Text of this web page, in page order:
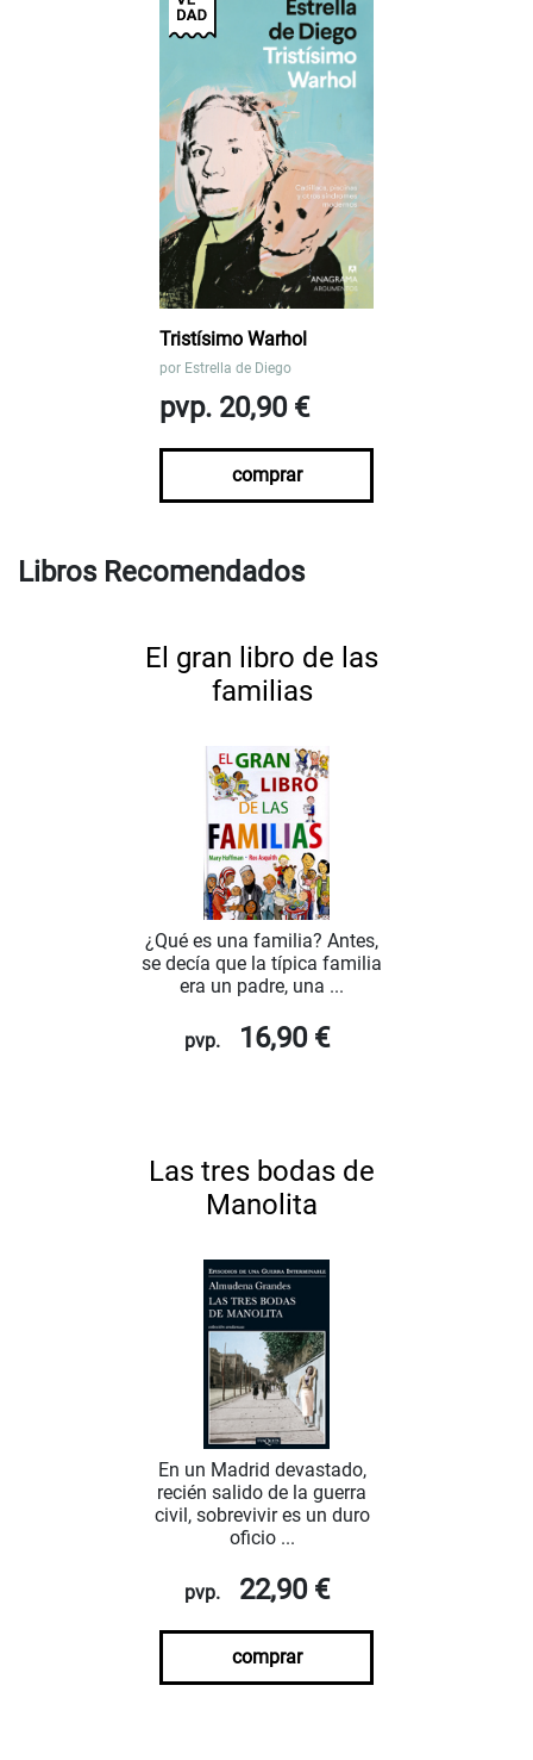
Tristísimo Warhol
por Estrella de Diego
pvp. 20,90 €
comprar
Libros Recomendados
El gran libro de las
familias
¿Qué es una familia? Antes,
se decía que la típica familia
era un padre, una ...
pvp. 16,90 €
Las tres bodas de
Manolita
En un Madrid devastado,
recién salido de la guerra
civil, sobrevivir es un duro
oficio ...
pvp. 22,90 €
comprar